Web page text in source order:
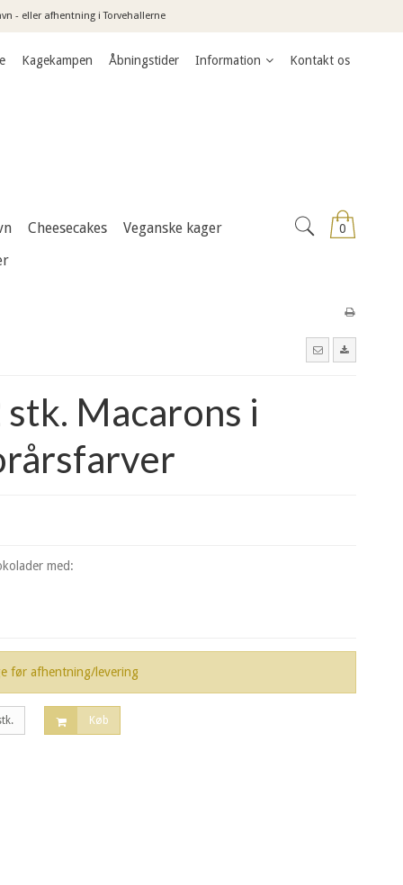
- eller afhentning i Torvehallerne
Kagekampen Åbningstider Information Kontakt os
0
Cheesecakes
Veganske kager
stk. Macarons i
med:
før afhentning/levering
Køb